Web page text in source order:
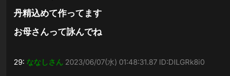
丹精込めて作ってます
お母さんって詠んでね
29: ななしさん 2023/06/07(水) 01:48:31.87 ID:DILGRk8i0